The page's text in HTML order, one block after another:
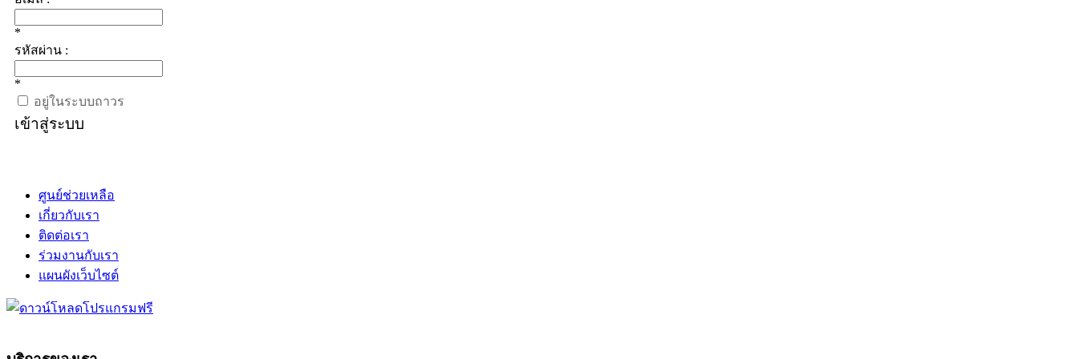
*
รหัสผ่าน :
*
อยู่ในระบบถาวร
เข้าสู่ระบบ
ศูนย์ช่วยเหลือ
เกี่ยวกับเรา
ติดต่อเรา
ร่วมงานกับเรา
แผนผังเว็บไซต์